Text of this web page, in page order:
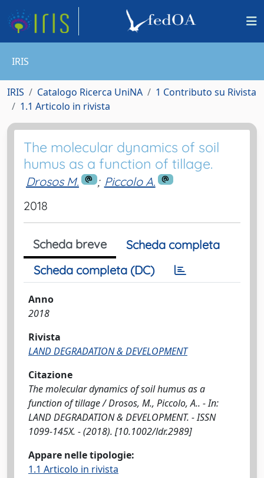
IRIS
IRIS Catalogo Ricerca UniNA
1 Contributo su Rivista
1.1 Articolo in rivista
The molecular dynamics of soil
humus as a function of tillage.
Drosos M. ; Piccolo A.
2018
Scheda breve
Scheda completa
Scheda completa (DC)
Anno
2018
Rivista
LAND DEGRADATION & DEVELOPMENT
Citazione
The molecular dynamics of soil humus as a
function of tillage / Drosos, M., Piccolo, A.. - In:
LAND DEGRADATION & DEVELOPMENT. - ISSN
1099-145X. - (2018). [10.1002/ldr.2989]
Appare nelle tipologie:
1.1 Articolo in rivista